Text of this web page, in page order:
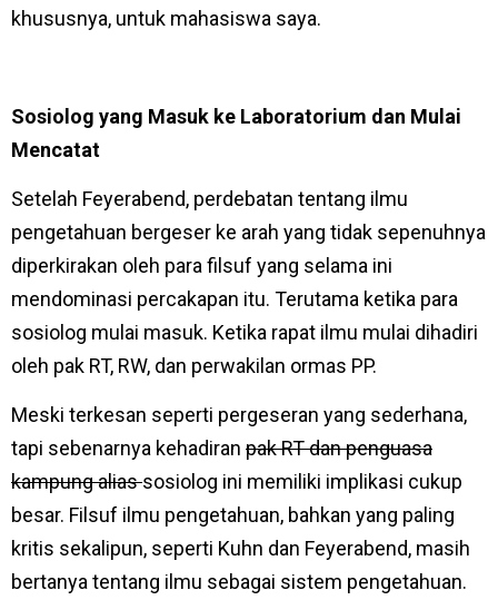
khususnya, untuk mahasiswa saya.
Sosiolog yang Masuk ke Laboratorium dan Mulai
Mencatat
Setelah Feyerabend, perdebatan tentang ilmu
pengetahuan bergeser ke arah yang tidak sepenuhnya
diperkirakan oleh para filsuf yang selama ini
mendominasi percakapan itu. Terutama ketika para
sosiolog mulai masuk. Ketika rapat ilmu mulai dihadiri
oleh pak RT, RW, dan perwakilan ormas PP.
Meski terkesan seperti pergeseran yang sederhana,
tapi sebenarnya kehadiran pak RT dan penguasa
kampung aliassosiolog ini memiliki implikasi cukup
besar. Filsuf ilmu pengetahuan, bahkan yang paling
kritis sekalipun, seperti Kuhn dan Feyerabend, masih
bertanya tentang ilmu sebagai sistem pengetahuan.